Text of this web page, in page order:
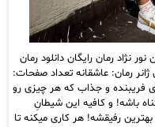
نژاد رمان رایگان دانلود رمان
ژانر رمان: عاشقانه تعداد صفحات:
فریبنده و جذاب که هر چیزی رو
باشه! و کافیه این شیطانِ
رفیقشه! هر کاری میکنه تا